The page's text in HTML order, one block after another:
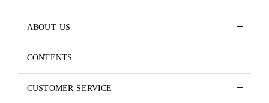
ABOUT US
CONTENTS
CUSTOMER SERVICE